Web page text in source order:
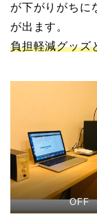
が下がりがちに
が出ます。
負担軽減グッズ
OFF